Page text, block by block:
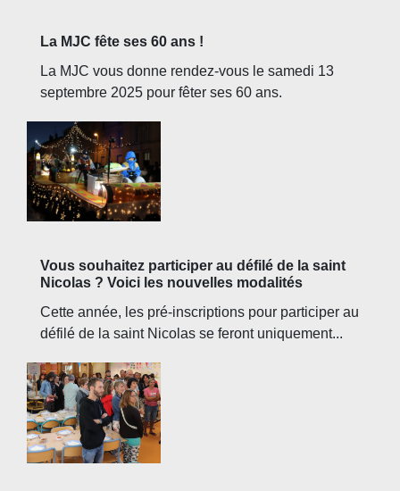
La MJC fête ses 60 ans !
La MJC vous donne rendez-vous le samedi 13
septembre 2025 pour fêter ses 60 ans.
Vous souhaitez participer au défilé de la saint
Nicolas ? Voici les nouvelles modalités
Cette année, les pré-inscriptions pour participer au
défilé de la saint Nicolas se feront uniquement...